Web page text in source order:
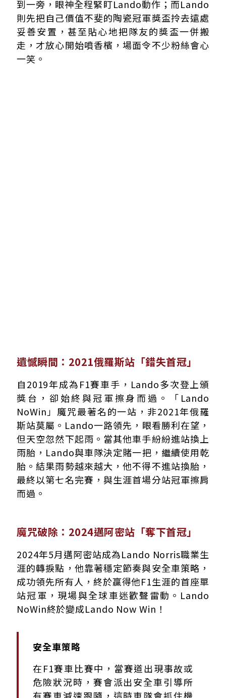
到一旁，眼神全程緊盯Lando動作；而Lando
則先把自己價值不斐的陶瓷冠軍獎盃拎去遠處
妥善安置，甚至貼心地把隊友的獎盃一併搬
走，才放心開始噴香檳，場面令不少粉絲會心
一笑。
遺憾瞬間：2021俄羅斯站「錯失首冠」
自2019年成為F1賽車手，Lando多次登上頒
獎台，卻始終與冠軍擦身而過。「Lando
NoWin」魔咒最著名的一站，非2021年俄羅
斯站莫屬。Lando一路領先，眼看勝利在望，
但天空忽然下起雨。當其他車手紛紛進站換上
雨胎，Lando與車隊決定賭一把，繼續使用乾
胎。結果雨勢越來越大，他不得不進站換胎，
最終以第七名完賽，與生涯首場分站冠軍擦肩
而過。
魔咒破除：2024邁阿密站「奪下首冠」
2024年5月邁阿密站成為Lando Norris職業生
涯的轉捩點，他靠著穩定節奏與安全車策略，
成功領先所有人，終於贏得他F1生涯的首座單
站冠軍，現場與全球車迷歡聲雷動。Lando
NoWin終於變成Lando Now Win！
安全車策略
在F1賽車比賽中，當賽道出現事故或
危險狀況時，賽會派出安全車引導所